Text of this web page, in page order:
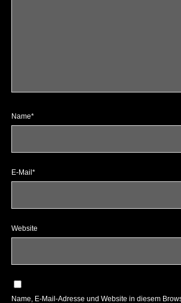
Name*
E-Mail*
Website
Name, E-Mail-Adresse und Website in diesem